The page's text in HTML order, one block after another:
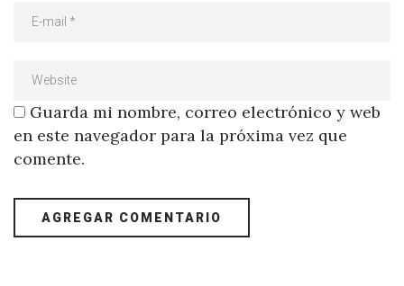
Guarda mi nombre, correo electrónico y web
en este navegador para la próxima vez que
comente.